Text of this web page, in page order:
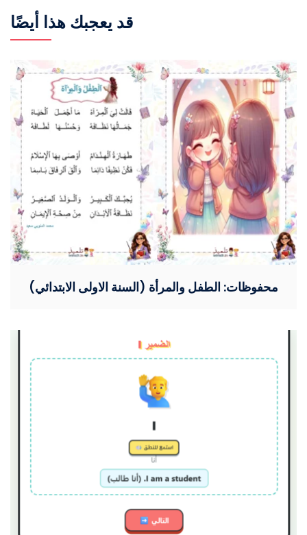
قد يعجبك هذا أيضًا
محفوظات: الطفل والمرأة (السنة الاولى الابتدائي)